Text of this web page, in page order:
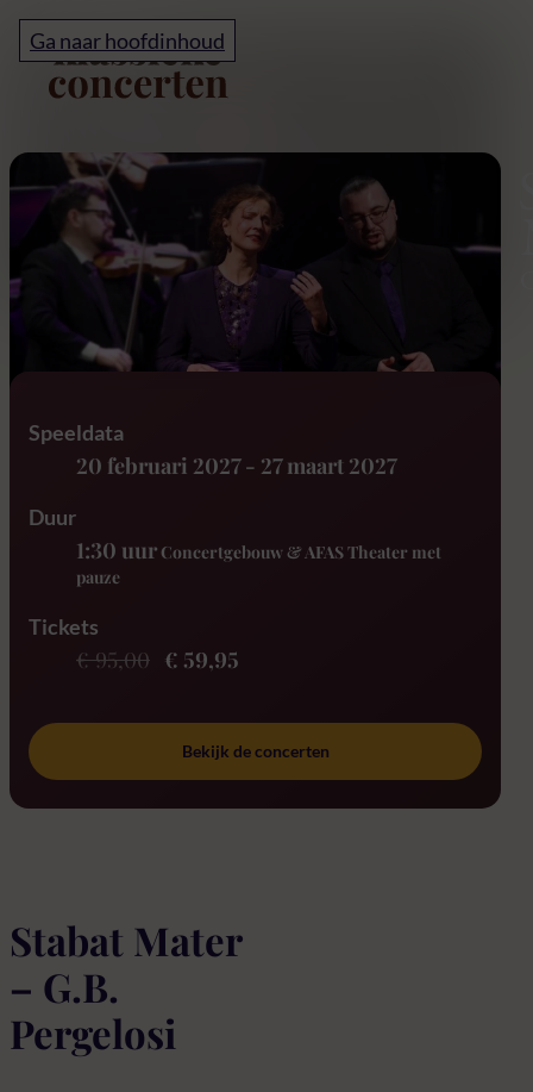
Ga naar hoofdinhoud
Stabat Mater – G.B.
Speeldata
20 februari 2027- 27 maart 2027
Duur
1:30 uur Concertgebouw & AFAS Theater met
pauze
Tickets
€ 95,00 € 59,95
Bekijk de concerten
Stabat Mater
– G.B.
Pergelosi